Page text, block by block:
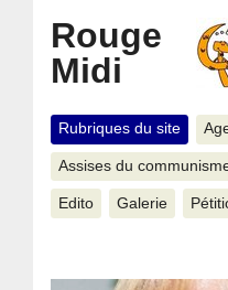
Rouge
Midi
Rubriques du site
Assises du
Edito Galerie